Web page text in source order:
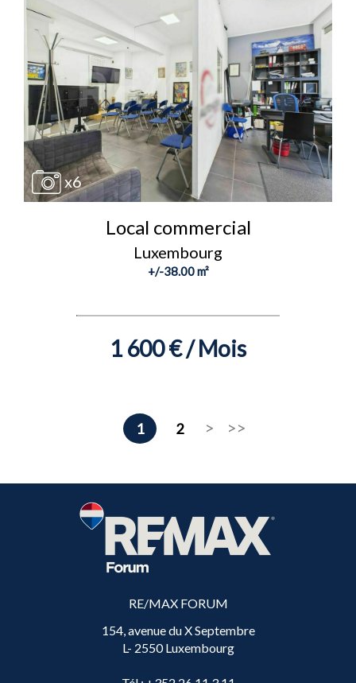
x6
Local commercial
Luxembourg
+/-38.00 m²
1 600 € / Mois
1 2
RE/MAX FORUM
154, avenue du X Septembre
L- 2550 Luxembourg